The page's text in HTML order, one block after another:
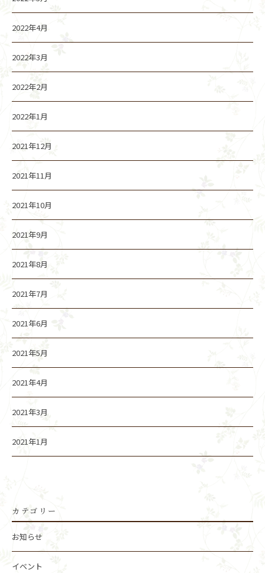
2022年4月
2022年3月
2022年2月
2022年1月
2021年12月
2021年11月
2021年10月
2021年9月
2021年8月
2021年7月
2021年6月
2021年5月
2021年4月
2021年3月
2021年1月
カテゴリー
お知らせ
イベント